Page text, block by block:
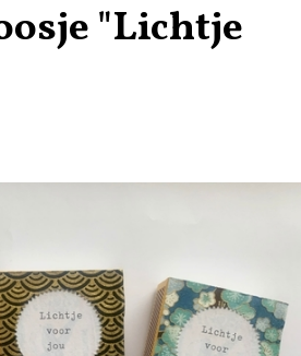
"Lichtje